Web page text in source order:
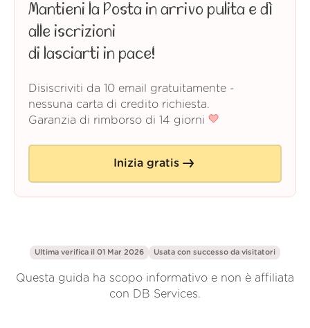
Mantieni la Posta in arrivo pulita e dì
alle iscrizioni
di lasciarti in pace!
Disiscriviti da 10 email gratuitamente -
nessuna carta di credito richiesta.
Garanzia di rimborso di 14 giorni
Inizia gratis
Ultima verifica il 01 Mar 2026 Usata con successo da visitatori
Questa guida ha scopo informativo e non è affiliata
con DB Services.